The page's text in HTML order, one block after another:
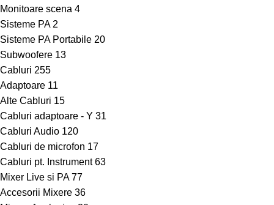
Monitoare scena 4
Sisteme PA 2
Sisteme PA Portabile 20
Subwoofere 13
Cabluri 255
Adaptoare 11
Alte Cabluri 15
Cabluri adaptoare - Y 31
Cabluri Audio 120
Cabluri de microfon 17
Cabluri pt. Instrument 63
Mixer Live si PA 77
Accesorii Mixere 36